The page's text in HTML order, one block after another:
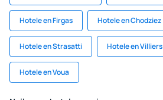
Hotele en Firgas Hotele en Chodziez
Hotele en Strasatti Hotele en Villiers
Hotele en Voua